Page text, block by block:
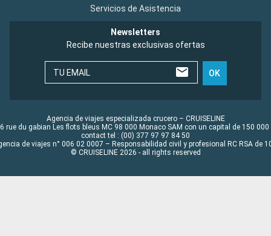
Servicios de Asistencia
Newsletters
Recibe nuestras exclusivas ofertas
TU EMAIL OK
Agencia de viajes especializada crucero – CRUISELINE
rue du gabian Les flots bleus MC 98 000 Monaco SAM con un capital de 150 000
contact tel : (00) 377 97 97 84 50
de viajes n° 006 02 0007 – Responsabilidad civil y profesional RC RSA de
© CRUISELINE 2026 - all rights reserved